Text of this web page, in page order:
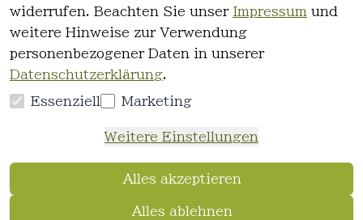
widerrufen. Beachten Sie unser Impressum und
weitere Hinweise zur Verwendung
personenbezogener Daten in unserer
Datenschutzerklärung.
Essenziell Marketing
Weitere Einstellungen
Alles akzeptieren
Alles ablehnen
Widerrufsre
cht
widerrufen